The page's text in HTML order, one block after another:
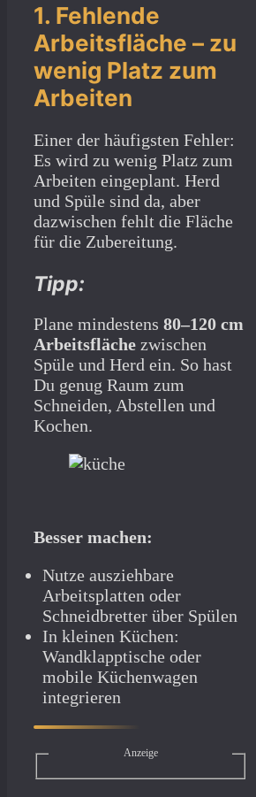
1. Fehlende
Arbeitsfläche – zu
wenig Platz zum
Arbeiten
Einer der häufigsten Fehler:
Es wird zu wenig Platz zum
Arbeiten eingeplant. Herd
und Spüle sind da, aber
dazwischen fehlt die Fläche
für die Zubereitung.
Tipp:
Plane mindestens 80–120 cm
Arbeitsfläche zwischen
Spüle und Herd ein. So hast
Du genug Raum zum
Schneiden, Abstellen und
Kochen.
Besser machen:
Nutze ausziehbare
Arbeitsplatten oder
Schneidbretter über Spülen
In kleinen Küchen:
Wandklapptische oder
mobile Küchenwagen
integrieren
Anzeige